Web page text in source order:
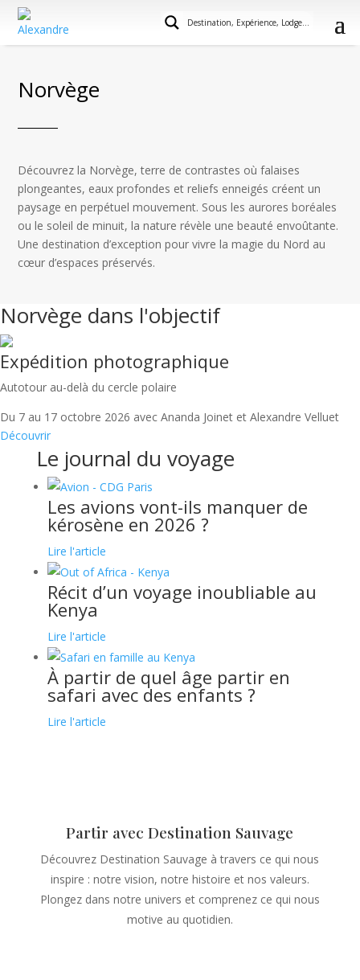
Norvège
Découvrez la Norvège, terre de contrastes où falaises
plongeantes, eaux profondes et reliefs enneigés créent un
paysage en perpétuel mouvement. Sous les aurores boréales
ou le soleil de minuit, la nature révèle une beauté envoûtante.
Une destination d’exception pour vivre la magie du Nord au
cœur d’espaces préservés.
Norvège dans l'objectif
Expédition photographique
Autotour au-delà du cercle polaire
Du 7 au 17 octobre 2026 avec Ananda Joinet et Alexandre Velluet
Découvrir
Le journal du voyage
Les avions vont-ils manquer de
kérosène en 2026 ?
Lire l'article
Récit d’un voyage inoubliable au
Kenya
Lire l'article
À partir de quel âge partir en
safari avec des enfants ?
Lire l'article
Partir avec Destination Sauvage
Découvrez Destination Sauvage à travers ce qui nous
inspire : notre vision, notre histoire et nos valeurs.
Plongez dans notre univers et comprenez ce qui nous
motive au quotidien.